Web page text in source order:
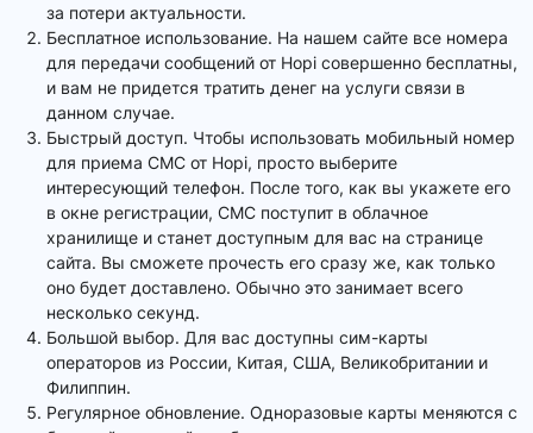
за потери актуальности.
Бесплатное использование. На нашем сайте все номера
для передачи сообщений от Hopi совершенно бесплатны,
и вам не придется тратить денег на услуги связи в
данном случае.
Быстрый доступ. Чтобы использовать мобильный номер
для приема СМС от Hopi, просто выберите
интересующий телефон. После того, как вы укажете его
в окне регистрации, СМС поступит в облачное
хранилище и станет доступным для вас на странице
сайта. Вы сможете прочесть его сразу же, как только
оно будет доставлено. Обычно это занимает всего
несколько секунд.
Большой выбор. Для вас доступны сим-карты
операторов из России, Китая, США, Великобритании и
Филиппин.
Регулярное обновление. Одноразовые карты меняются с